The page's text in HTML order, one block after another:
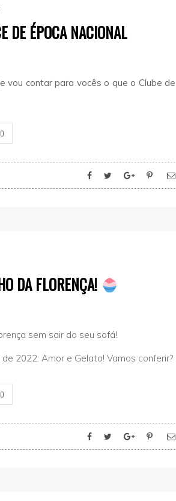
DE ÉPOCA NACIONAL
vou contar para vocês o que o Clube de
DA FLORENÇA!
sem sair do seu sofá!
2022: Amor e Gelato! Vamos conferir?